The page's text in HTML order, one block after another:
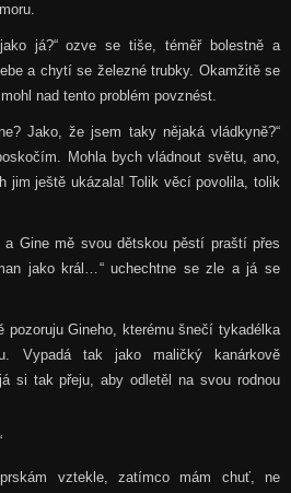
já?“ ozve se tiše, téměř bolestně a
a chytí se železné trubky. Okamžitě se
nad tento problém povznést.
Jako, že jsem taky nějaká vládkyně?“
Mohla bych vládnout světu, ano,
jim ještě ukázala! Tolik věcí povolila, tolik
a Gine mě svou dětskou pěstí praští přes
jako král…“ uchechtne se zle a já se
pozoruju Gineho, kterému šnečí tykadélka
Vypadá tak jako maličký kanárkově
si tak přeju, aby odletěl na svou rodnou
prskám vztekle, zatímco mám chuť, ne